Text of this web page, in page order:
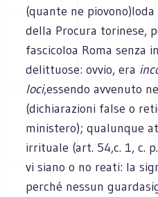
(quante ne
della Procura torinese,
fascicoloa Roma senza
delittuose: ovvio, era
loci,essendo avvenuto
(dichiarazioni false o
ministero); qualunque
irrituale (art. 54,c. 1, c.
vi siano o no reati: la
perché nessun